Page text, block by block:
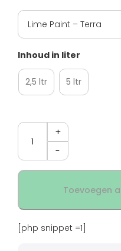
Inhoud in liter
2,5 ltr 5 ltr
Aantal
Toevoegen
[php snippet =1]